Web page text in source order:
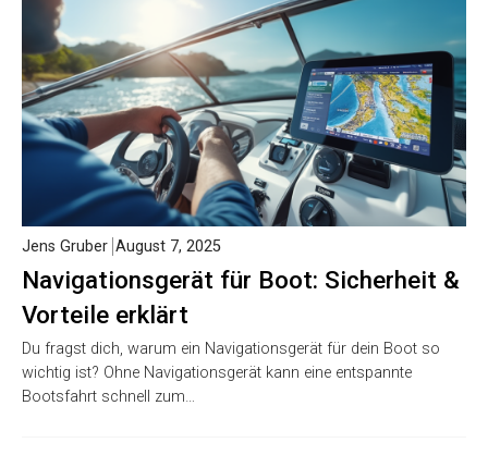
Navigationsgerät für Boot: Sicherheit &
Vorteile erklärt
Jens Gruber August 7, 2025
Du fragst dich, warum ein Navigationsgerät für dein Boot so
wichtig ist? Ohne Navigationsgerät kann eine entspannte
Bootsfahrt schnell zum…